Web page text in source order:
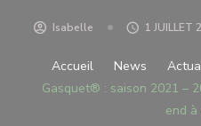
Isabelle 1 JUILLET
Accueil News
Gasquet® : saison 2021 –
end